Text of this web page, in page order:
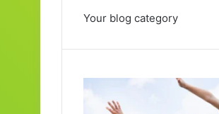
Your blog category